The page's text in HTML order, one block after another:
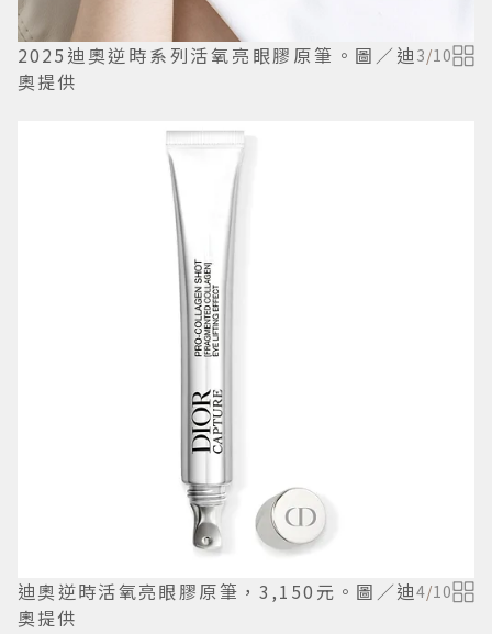
2025迪奧逆時系列活氧亮眼膠原筆。圖／迪
奧提供
3/10
迪奧逆時活氧亮眼膠原筆，3,150元。圖／迪
奧提供
4/10